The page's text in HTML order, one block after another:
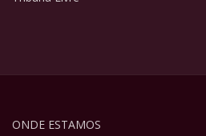
ONDE ESTAMOS